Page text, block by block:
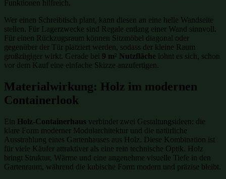
Funktionen hilfreich.
Wer einen Schreibtisch plant, kann diesen an eine helle Wandseite
stellen. Für Lagerzwecke sind Regale entlang einer Wand sinnvoll.
Für einen Rückzugsraum können Sitzmöbel diagonal oder
gegenüber der Tür platziert werden, sodass der kleine Raum
großzügiger wirkt. Gerade bei 9 m² Nutzfläche lohnt es sich, schon
vor dem Kauf eine einfache Skizze anzufertigen.
Materialwirkung: Holz im modernen
Containerlook
Ein Holz-Containerhaus verbindet zwei Gestaltungsideen: die
klare Form moderner Modularchitektur und die natürliche
Ausstrahlung eines Gartenhauses aus Holz. Diese Kombination ist
für viele Käufer attraktiver als eine rein technische Optik. Holz
bringt Struktur, Wärme und eine angenehme visuelle Tiefe in den
Gartenraum, während die kubische Form modern und präzise bleibt.